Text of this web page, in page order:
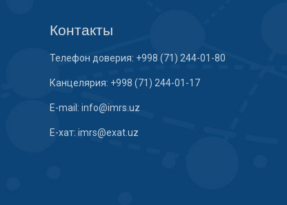
Контакты
Телефон доверия: +998 (71) 244-01-80
Канцелярия: +998 (71) 244-01-17
E-mail: info@imrs.uz
E-хат: imrs@exat.uz